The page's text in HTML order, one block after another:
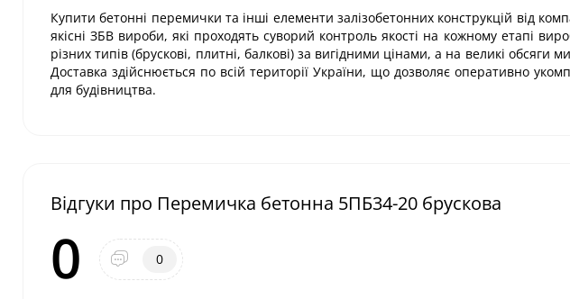
Купити бетонні перемички та інші елементи залізобетонних конструкцій від
якісні ЗБВ вироби, які проходять суворий контроль якості на кожному етапі
різних типів (брускові, плитні, балкові) за вигідними цінами, а на великі обсяги
Доставка здійснюється по всій території України, що дозволяє оперативно
для будівництва.
Відгуки про Перемичка бетонна 5ПБ34-20 брускова
0 0